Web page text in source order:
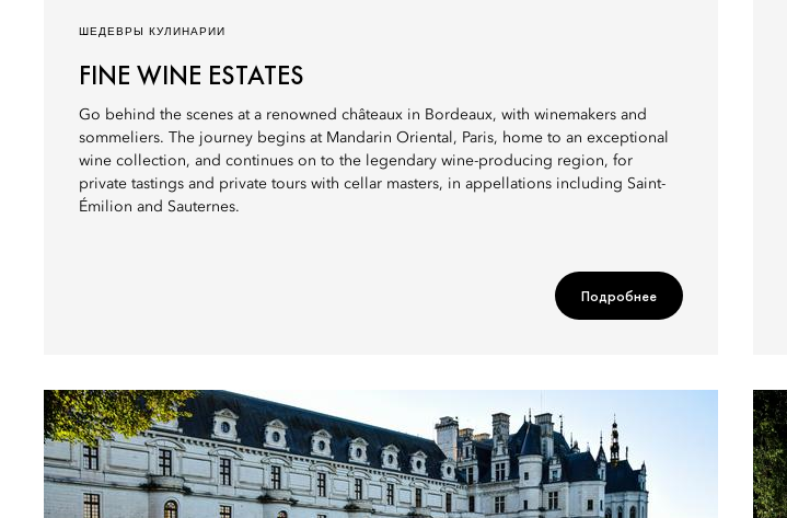
ШЕДЕВРЫ КУЛИНАРИИ
FINE WINE ESTATES
Go behind the scenes at a renowned châteaux in Bordeaux, with winemakers and
sommeliers. The journey begins at Mandarin Oriental, Paris, home to an exceptional
wine collection, and continues on to the legendary wine-producing region, for
private tastings and private tours with cellar masters, in appellations including Saint-
Émilion and Sauternes.
Подробнее